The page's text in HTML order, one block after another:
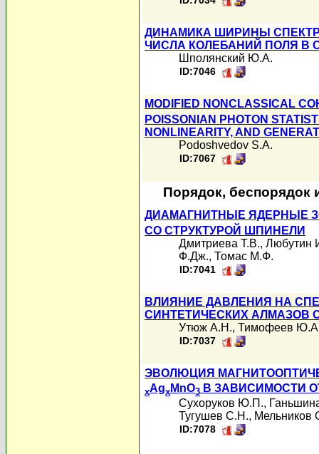
ДИНАМИКА ШИРИНЫ
ЧИСЛА КОЛЕБАНИЙ ПОЛЯ В
Шполянский Ю.А.
ID:7046
MODIFIED NONCLASSICAL
POISSONIAN PHOTON
NONLINEARITY, AND
Podoshvedov S.A.
ID:7067
Порядок, беспорядок
ДИАМАГНИТНЫЕ ЯДЕРНЫЕ
СО СТРУКТУРОЙ ШПИНЕЛИ
Дмитриева Т.В., Любутин
Ф.Дж., Томас М.Ф.
ID:7041
ВЛИЯНИЕ ДАВЛЕНИЯ НА
СИНТЕТИЧЕСКИХ АЛМАЗОВ
Утюж А.Н., Тимофеев
ID:7037
ЭВОЛЮЦИЯ
xAgx MnO3 В ЗАВИСИМОСТИ
Сухоруков Ю.П.,
Тугушев С.Н., Мельников
ID:7078